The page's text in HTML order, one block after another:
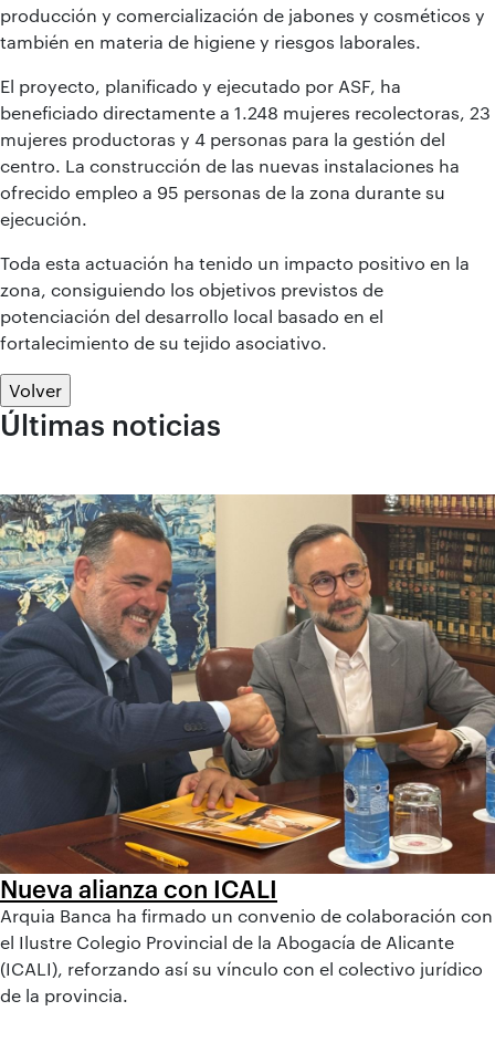
producción y comercialización de jabones y cosméticos y
también en materia de higiene y riesgos laborales.
El proyecto, planificado y ejecutado por ASF, ha
beneficiado directamente a 1.248 mujeres recolectoras, 23
mujeres productoras y 4 personas para la gestión del
centro. La construcción de las nuevas instalaciones ha
ofrecido empleo a 95 personas de la zona durante su
ejecución.
Toda esta actuación ha tenido un impacto positivo en la
zona, consiguiendo los objetivos previstos de
potenciación del desarrollo local basado en el
fortalecimiento de su tejido asociativo.
Volver
Últimas noticias
Nueva alianza con ICALI
Arquia Banca ha firmado un convenio de colaboración con
el Ilustre Colegio Provincial de la Abogacía de Alicante
(ICALI), reforzando así su vínculo con el colectivo jurídico
de la provincia.